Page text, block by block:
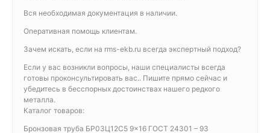
Вся необходимая документация в наличии.
Оперативная помощь клиентам.
Зачем искать, если на rms-ekb.ru всегда экспертный подход?
Если у вас возникли вопросы, наши специалисты всегда
готовы проконсультировать вас.. Пишите прямо сейчас и
убедитесь в бесспорных достоинствах нашего редкого
металла.
Каталог товаров:
Бронзовая труба БР03Ц12С5 9×16 ГОСТ 24301 – 93